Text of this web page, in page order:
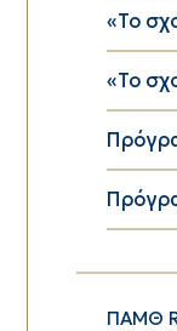
«Το
«Το
ΠΑΜΘ